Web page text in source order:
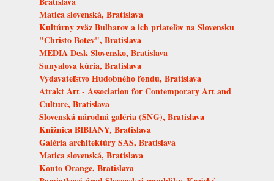
Matica slovenská, Bratislava
Kultúrny zväz Bulharov a ich priateľov na Slovensku
"Christo Botev", Bratislava
MEDIA Desk Slovensko, Bratislava
Sunyalova kúria, Bratislava
Vydavateľstvo Hudobného fondu, Bratislava
Atrakt Art - Association for Contemporary Art and
Culture, Bratislava
Slovenská národná galéria (SNG), Bratislava
Knižnica BIBIANY, Bratislava
Galéria architektúry SAS, Bratislava
Matica slovenská, Bratislava
Konto Orange, Bratislava